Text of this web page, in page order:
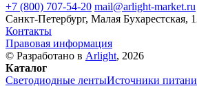
+7 (800) 707-54-20 mail@arlight-market.ru
Санкт-Петербург, Малая Бухарестская,
Контакты
Правовая информация
© Разработано в Arlight, 2026
Каталог
Светодиодные лентыИсточники